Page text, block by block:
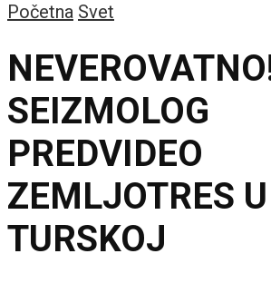
Početna Svet
SEIZMOLOG
PREDVIDEO
ZEMLJOTRES U
TURSKOJ